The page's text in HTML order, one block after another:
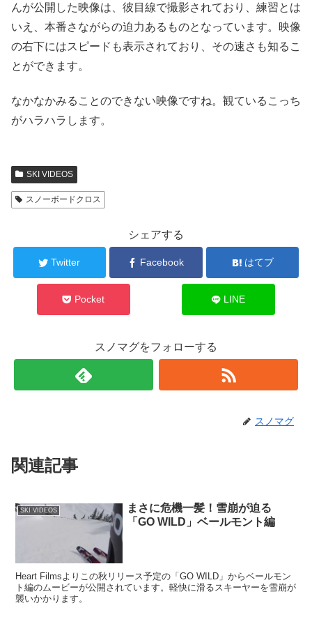
んが公開した映像は、彼目線で撮影されており、練習とは
いえ、本番さながらの迫力あるものとなっています。映像
の右下にはスピードも表示されており、その速さも知るこ
とができます。
なかなかみることのできない映像ですね。観ているこっち
がハラハラします。
SKI VIDEOS
スノーボードクロス
シェアする
Twitter Facebook はてブ
Pocket LINE
スノマグをフォローする
スノマグ
関連記事
SKI VIDEOS
まさに危機一髪！雪崩が迫る
「GO WILD」ベールモント編
Heart Filmsよりこの秋リリース予定の「GO WILD」からベールモン
ト編のムービーが公開されています。軽快に滑るスキーヤーを雪崩が
襲いかかります。